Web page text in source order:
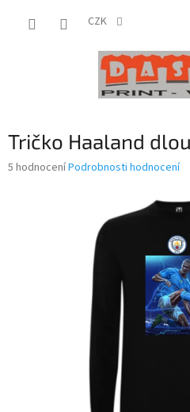
CZK
Tričko Haaland
Průměrné
5 hodnoceníPodrobnosti hodnocení